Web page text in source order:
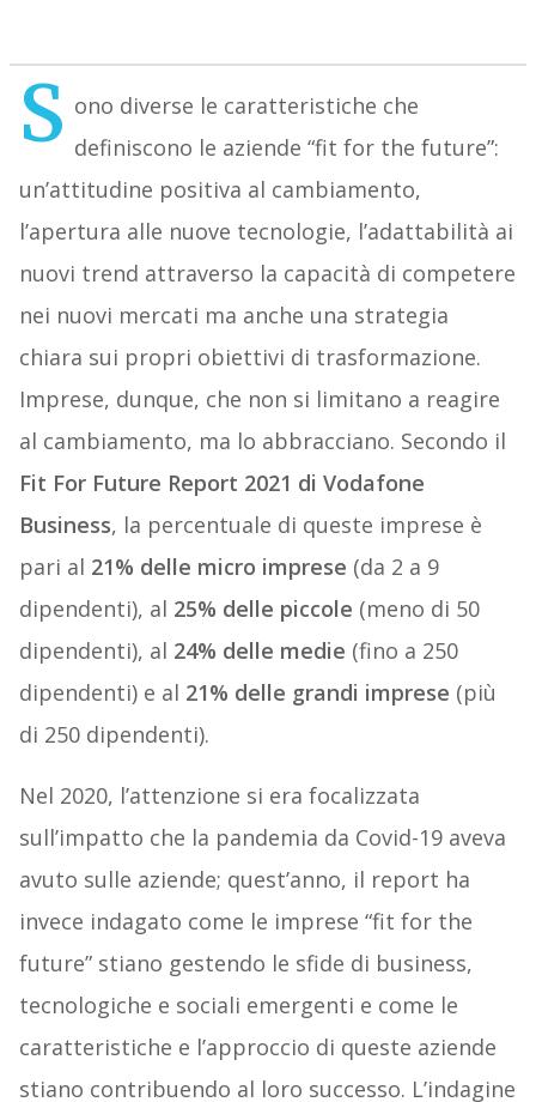
S ono diverse le caratteristiche che
definiscono le aziende “fit for the future”:
un’attitudine positiva al cambiamento,
l’apertura alle nuove tecnologie, l’adattabilità ai
nuovi trend attraverso la capacità di competere
nei nuovi mercati ma anche una strategia
chiara sui propri obiettivi di trasformazione.
Imprese, dunque, che non si limitano a reagire
al cambiamento, ma lo abbracciano. Secondo il
Fit For Future Report 2021 di Vodafone
Business, la percentuale di queste imprese è
pari al 21% delle micro imprese (da 2 a 9
dipendenti), al 25% delle piccole (meno di 50
dipendenti), al 24% delle medie (fino a 250
dipendenti) e al 21% delle grandi imprese (più
di 250 dipendenti).
Nel 2020, l’attenzione si era focalizzata
sull’impatto che la pandemia da Covid-19 aveva
avuto sulle aziende; quest’anno, il report ha
invece indagato come le imprese “fit for the
future” stiano gestendo le sfide di business,
tecnologiche e sociali emergenti e come le
caratteristiche e l’approccio di queste aziende
stiano contribuendo al loro successo. L’indagine